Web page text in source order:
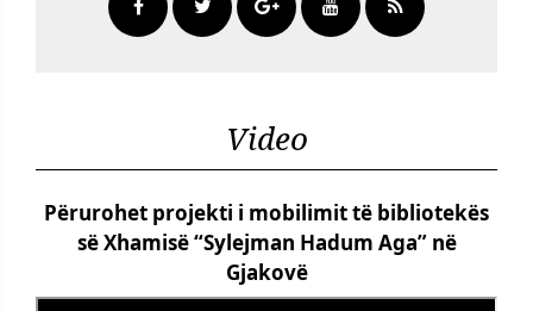
Video
Përurohet projekti i mobilimit të bibliotekës
së Xhamisë “Sylejman Hadum Aga” në
Gjakovë